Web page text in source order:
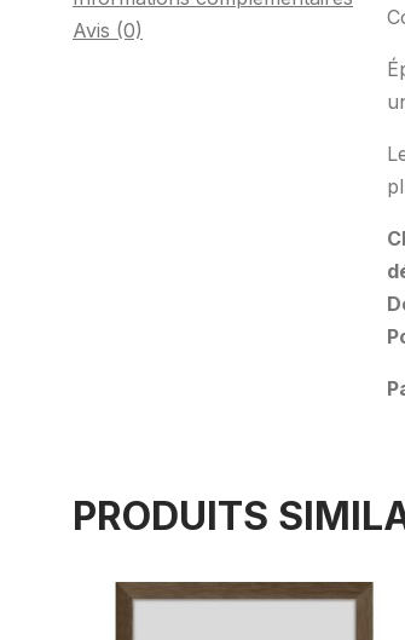
Avis (0)
PRODUITS